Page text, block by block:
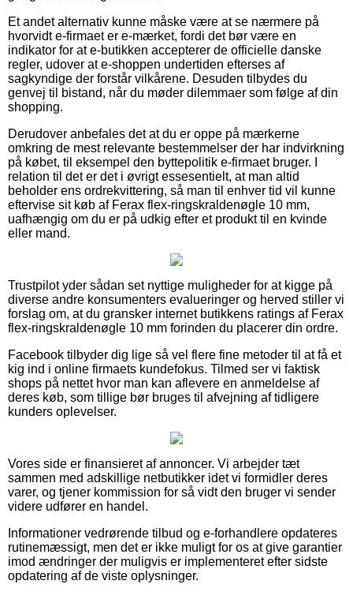
Et andet alternativ kunne måske være at se nærmere på
hvorvidt e-firmaet er e-mærket, fordi det bør være en
indikator for at e-butikken accepterer de officielle danske
regler, udover at e-shoppen undertiden efterses af
sagkyndige der forstår vilkårene. Desuden tilbydes du
genvej til bistand, når du møder dilemmaer som følge af din
shopping.
Derudover anbefales det at du er oppe på mærkerne
omkring de mest relevante bestemmelser der har indvirkning
på købet, til eksempel den byttepolitik e-firmaet bruger. I
relation til det er det i øvrigt essesentielt, at man altid
beholder ens ordrekvittering, så man til enhver tid vil kunne
eftervise sit køb af Ferax flex-ringskraldenøgle 10 mm,
uafhængig om du er på udkig efter et produkt til en kvinde
eller mand.
Trustpilot yder sådan set nyttige muligheder for at kigge på
diverse andre konsumenters evalueringer og herved stiller vi
forslag om, at du gransker internet butikkens ratings af Ferax
flex-ringskraldenøgle 10 mm forinden du placerer din ordre.
Facebook tilbyder dig lige så vel flere fine metoder til at få et
kig ind i online firmaets kundefokus. Tilmed ser vi faktisk
shops på nettet hvor man kan aflevere en anmeldelse af
deres køb, som tillige bør bruges til afvejning af tidligere
kunders oplevelser.
Vores side er finansieret af annoncer. Vi arbejder tæt
sammen med adskillige netbutikker idet vi formidler deres
varer, og tjener kommission for så vidt den bruger vi sender
videre udfører en handel.
Informationer vedrørende tilbud og e-forhandlere opdateres
rutinemæssigt, men det er ikke muligt for os at give garantier
imod ændringer der muligvis er implementeret efter sidste
opdatering af de viste oplysninger.